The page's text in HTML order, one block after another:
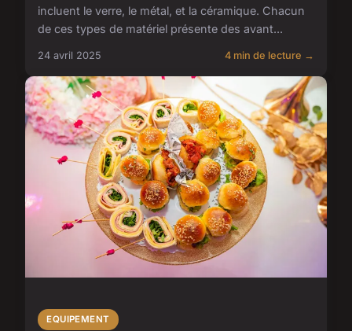
incluent le verre, le métal, et la céramique. Chacun
de ces types de matériel présente des avant...
24 avril 2025 4 min de lecture →
EQUIPEMENT